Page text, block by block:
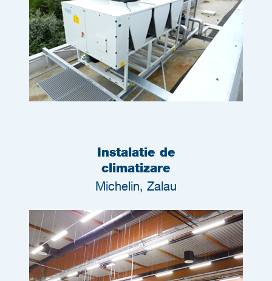
Instalatie de
climatizare
Michelin, Zalau